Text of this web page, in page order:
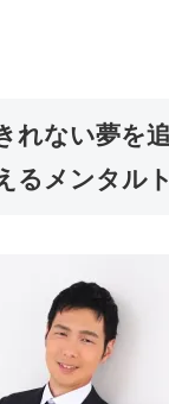
れない夢を
るメンタル